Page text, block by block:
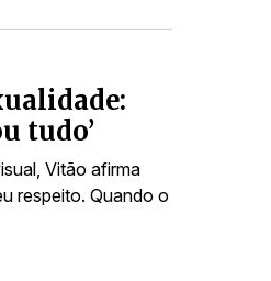
tudo’
Vitão afirma
respeito. Quando o